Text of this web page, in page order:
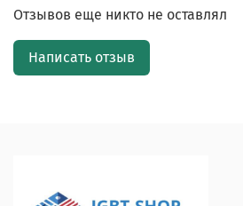
Отзывов еще никто не оставлял
Написать отзыв